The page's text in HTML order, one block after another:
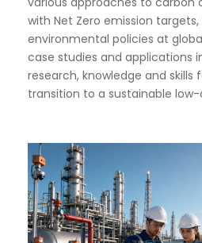
with Net Zero emission
environmental policies at
case studies and applications
research, knowledge and skills
transition to a sustainable